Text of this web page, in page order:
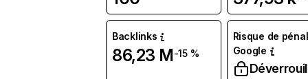
Backlinks
86,23 M-15 %
Risque de
Google